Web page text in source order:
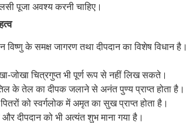
पूजा अवश्य करनी चाहिए।
विष्णु के समक्ष जागरण तथा दीपदान का विशेष विधान है।
जोखा चित्रगुप्त भी पूर्ण रूप से नहीं लिख सकते।
के तेल का दीपक जलाने से अनंत पुण्य प्राप्त होता है।
को स्वर्गलोक में अमृत का सुख प्राप्त होता है।
दीपदान को भी अत्यंत शुभ माना गया है।